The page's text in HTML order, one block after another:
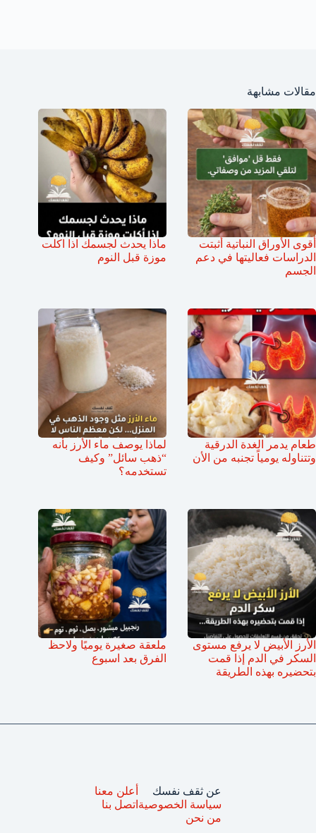
مقالات مشابهة
أقوى الأوراق النباتية أثبتت
الدراسات فعاليتها في دعم
الجسم
ماذا يحدث لجسمك اذا اكلت
موزة قبل النوم
طعام يدمر الغدة الدرقية
وتتناوله يومياً تجنبه من الأن
لماذا يوصف ماء الأرز بأنه
“ذهب سائل” وكيف
تستخدمه؟
الأرز الأبيض لا يرفع مستوى
السكر في الدم إذا قمت
بتحضيره بهذه الطريقة
ملعقة صغيرة يوميًا ولاحظ
الفرق بعد اسبوع
عن ثقف نفسك
سياسة الخصوصية
من نحن
أعلن معنا
اتصل بنا